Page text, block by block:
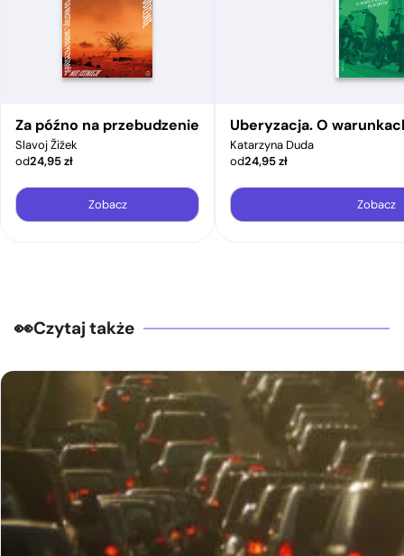
Za późno na przebudzenie
Slavoj Žižek
od24,95zł
Zobacz
Uberyzacja. O
Katarzyna Duda
od24,95zł
Zobacz
Czytaj także